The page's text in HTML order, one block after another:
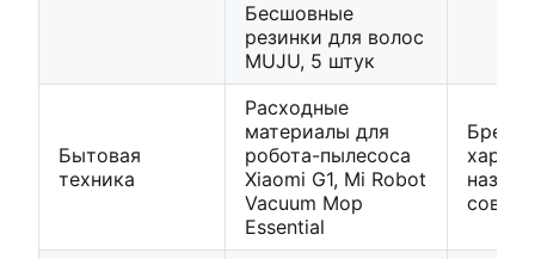
Бесшовные
резинки для волос
MUJU, 5 штук
Бытовая
техника
Расходные
материалы для
робота-пылесоса
Xiaomi G1, Mi Robot
Vacuum Mop
Essential
Бренд,